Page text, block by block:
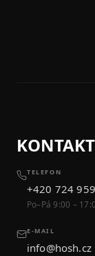
KONTAKT
TELEFON
+420 724
Po–Pá 9:00 –
E-MAIL
info@hosh.cz